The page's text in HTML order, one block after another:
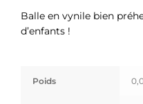
Balle en vynile bien
d’enfants !
Poids